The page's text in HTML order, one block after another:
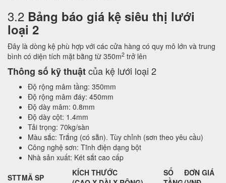
3.2 Bảng báo giá kệ siêu thị lưới
loại 2
Đây là dòng kệ phù hợp với các cửa hàng có quy mô lớn và trung
bình có diện tích mặt bằng từ 350m2 trở lên
Thông số kỹ thuậtcủa kệ lưới loại 2
Độ rộng mâm tầng: 350mm
Độ rộng mâm đáy: 450mm
Độ dày mâm: 0.8mm
Độ dày cột: 1.4mm
Tải trọng: 70kg/sàn
Màu sắc: Trắng (có sẵn). Tùy chỉnh (sơn theo yêu cầu)
Công nghệ sơn: Tĩnh điện dạng bột
Nhà sản xuất: Két sắt cao cấp
STTMÃ SP
KÍCH THƯỚC
SỐ
ĐƠN GIÁ